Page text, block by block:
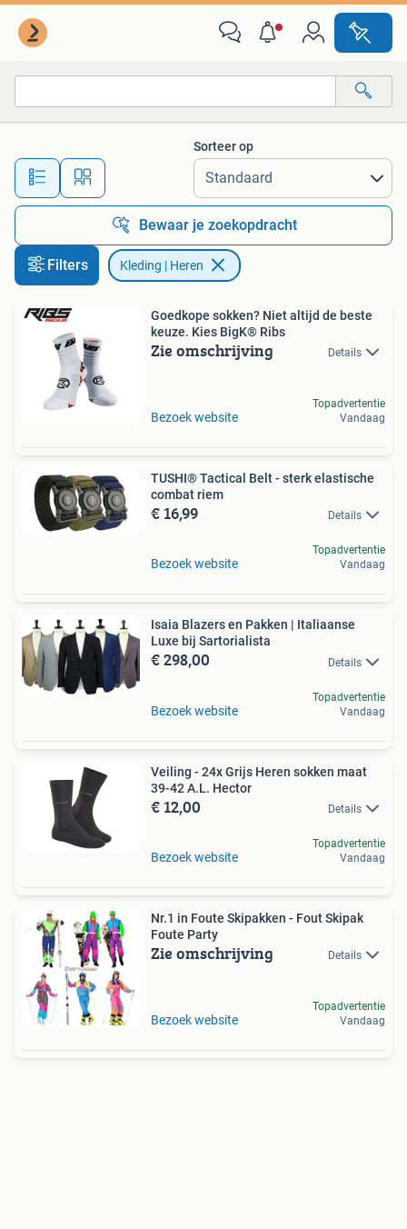
Alle afstanden…
Sorteer op
Bewaar je zoekopdracht
Filters Kleding | Heren
Goedkope sokken? Niet altijd de beste
keuze. Kies BigK® Ribs
Zie omschrijving Details
Bezoek website
Topadvertentie
Vandaag
TUSHI® Tactical Belt - sterk elastische
combat riem
€ 16,99 Details
Bezoek website
Topadvertentie
Vandaag
Isaia Blazers en Pakken | Italiaanse
Luxe bij Sartorialista
€ 298,00 Details
Bezoek website
Topadvertentie
Vandaag
Veiling - 24x Grijs Heren sokken maat
39-42 A.L. Hector
€ 12,00 Details
Bezoek website
Topadvertentie
Vandaag
Nr.1 in Foute Skipakken - Fout Skipak
Foute Party
Zie omschrijving Details
Bezoek website
Topadvertentie
Vandaag